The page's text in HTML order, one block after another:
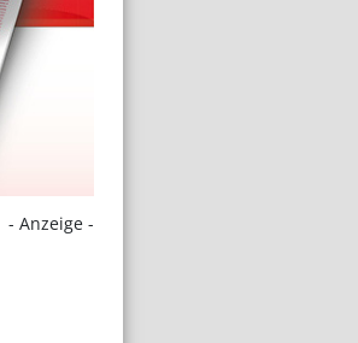
- Anzeige -